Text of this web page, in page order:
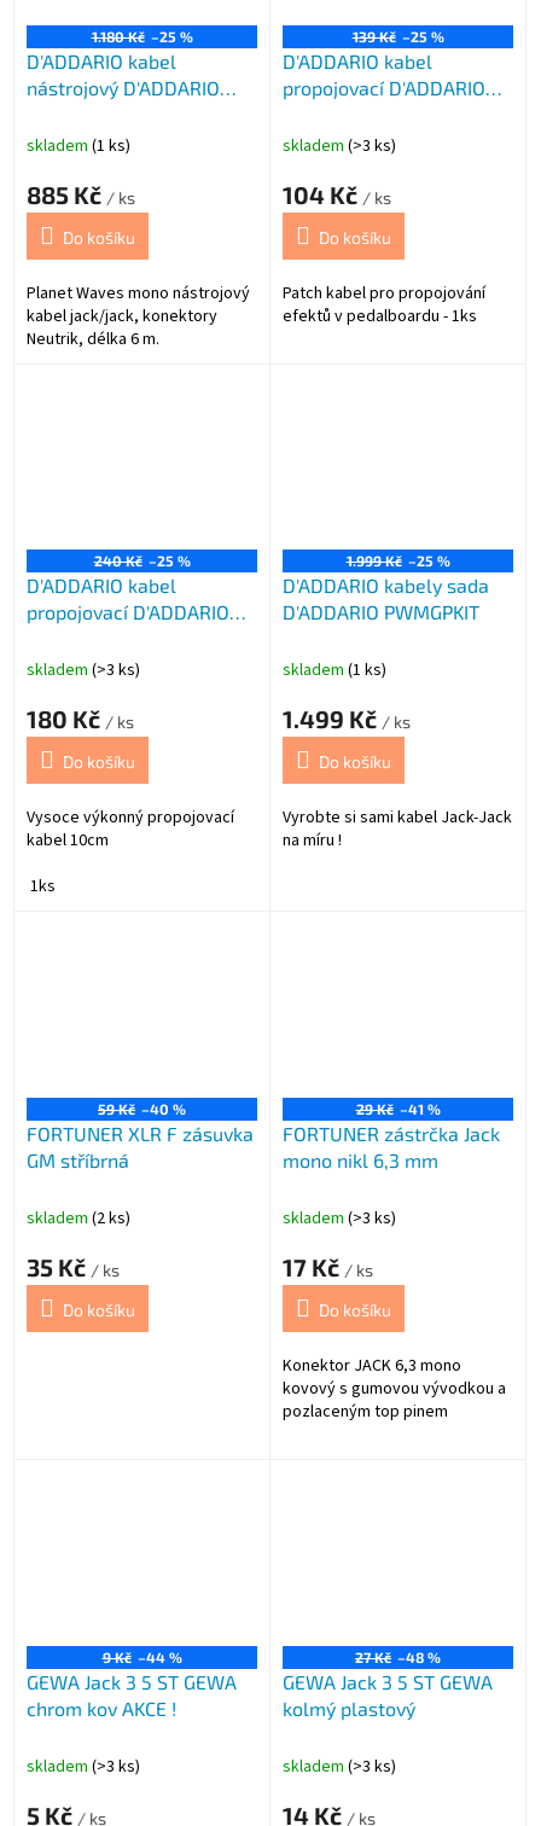
1.180 Kč –25 %
D'ADDARIO kabel
nástrojový D'ADDARIO
skladem (1 ks)
885 Kč / ks
Do košíku
Planet Waves mono nástrojový
kabel jack/jack, konektory
Neutrik, délka 6 m.
139 Kč –25 %
D'ADDARIO kabel
propojovací D'ADDARIO
skladem (>3 ks)
104 Kč / ks
Do košíku
Patch kabel pro propojování
efektů v pedalboardu - 1ks
240 Kč –25 %
D'ADDARIO kabel
propojovací D'ADDARIO
skladem (>3 ks)
180 Kč / ks
Do košíku
Vysoce výkonný propojovací
kabel 10cm
1ks
1.999 Kč –25 %
D'ADDARIO kabely sada
D'ADDARIO PWMGPKIT
skladem (1 ks)
1.499 Kč / ks
Do košíku
Vyrobte si sami kabel Jack-Jack
na míru !
59 Kč –40 %
FORTUNER XLR F zásuvka
GM stříbrná
skladem (2 ks)
35 Kč / ks
Do košíku
29 Kč –41 %
FORTUNER zástrčka Jack
mono nikl 6,3 mm
skladem (>3 ks)
17 Kč / ks
Do košíku
Konektor JACK 6,3 mono
kovový s gumovou vývodkou a
pozlaceným top pinem
9 Kč –44 %
GEWA Jack 3 5 ST GEWA
chrom kov AKCE !
skladem (>3 ks)
5 Kč / ks
27 Kč –48 %
GEWA Jack 3 5 ST GEWA
kolmý plastový
skladem (>3 ks)
14 Kč / ks